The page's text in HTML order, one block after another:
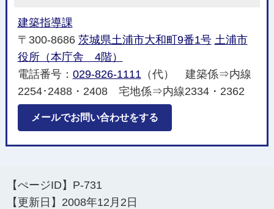
建築指導課
〒300-8686 茨城県土浦市大和町9番1号 土浦市
役所（本庁舎 4階）
電話番号： 029-826-1111 （代） 建築係⇒内線
2254･2488・2408 宅地係⇒内線2334・2362
メールでお問い合わせをする
【ぺージID】 P-731
【更新日】 2008年12月2日